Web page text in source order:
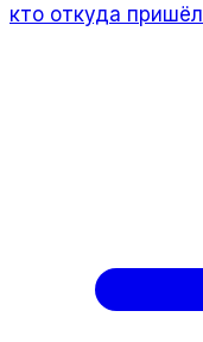
кто откуда пришёл